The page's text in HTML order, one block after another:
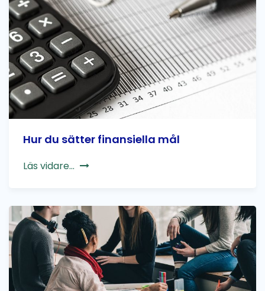
Hur du sätter finansiella mål
Läs vidare...